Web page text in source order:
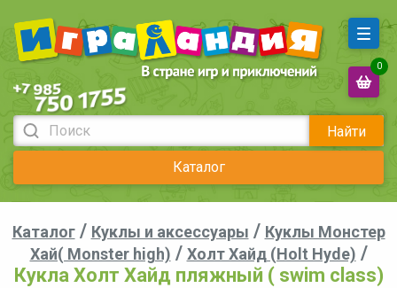
Найти
Каталог
0
Каталог/ Куклы и аксессуары / Куклы Монстер
Хай( Monster high) / Холт Хайд (Holt Hyde) /
Кукла Холт Хайд пляжный ( swim class)